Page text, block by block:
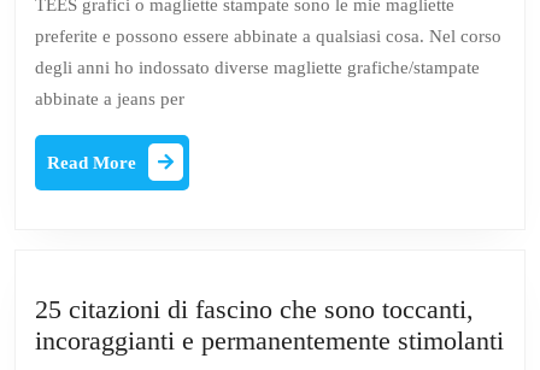
TEES grafici o magliette stampate sono le mie magliette
preferite e possono essere abbinate a qualsiasi cosa. Nel corso
degli anni ho indossato diverse magliette grafiche/stampate
abbinate a jeans per
Read More
More
25 citazioni di fascino che sono toccanti,
incoraggianti e permanentemente stimolanti